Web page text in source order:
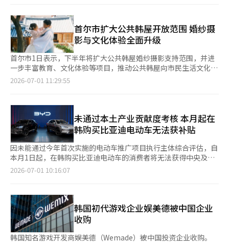
手续。赴韩后，用户可直接在乐天百货、乐天免税店、乐天玛特等
乐天主要消费场所使用手机享受积分累计及优惠折扣等会员权益，
实现从注册到消费的一站式服务体验。 据了解，乐天会员未来还
将依托积累的全球会员数据，结合用户
首尔市扩大公共韩屋开放范围 婚纱摄
影与文化体验全面升级
首尔市1日表示，下半年将扩大公共韩屋婚纱摄影支持范围，并进
一步丰富教育、文化体验等项目，推动公共韩屋向市民生活文化空
间转型。 据介绍，上半年仅在洪建翊家屋提供婚纱摄影支持的公
门户网站公开招募。 与此同时，首尔市将于7月至9月推出结合各
公共韩屋特色的季节性文化项目。其中，北村文化中心将开设讲授
韩屋历史、传统及未来价值的“市民韩屋学校”，并举办融合韩屋
与文化艺术的“韩屋，
2026-07-01 11:29:55
未通过本土产业贡献度考核 本月起在
韩购买比亚迪电动车无法获补贴
因未能通过今年首次实施的电动车推广项目执行主体综合评估，自
本月1日起，在韩购买比亚迪电动车的消费者将无法获得中央及地
方政府提供的电动车购车补贴。 据韩国气候能源环境部日前消
应链贡献度、环境政策应对、售后服务持续性以及安全管理五大项
目，总分100分，企业须达到60分以上方可继续享受补贴资格。 在
乘用电动车领域，现代、起亚、特斯拉和宝马等10家企业入选补贴
名单，比亚迪因在供应链贡献度一项
2026-07-01 10:16:07
韩国初代游戏企业娱美德被中国企业
收购
韩国知名游戏开发商娱美德（Wemade）被中国投资企业收购。